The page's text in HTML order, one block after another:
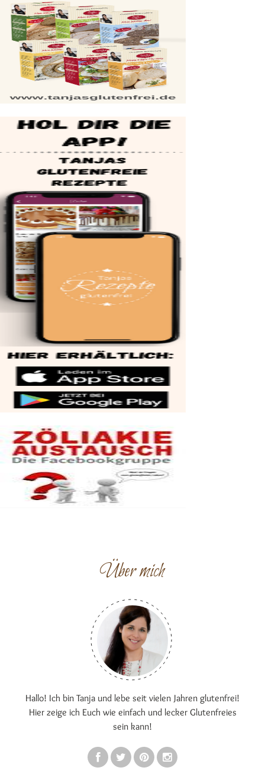
Über mich
Hallo! Ich bin Tanja und lebe seit vielen Jahren glutenfrei!
Hier zeige ich Euch wie einfach und lecker Glutenfreies
sein kann!